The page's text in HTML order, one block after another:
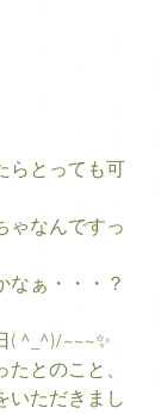
らとっても可
ゃなんですっ
なぁ・・・？
( ^_^)/~~~✨
とのこと、
いただきまし